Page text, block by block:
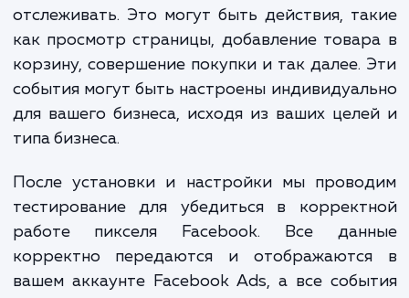
аудита вашего сайта и текущих
кампаний на Facebook для понимания
специфики. Далее, мы производим
настройку пикселя Facebook, обеспечивая
правильную работу и совместимость с
Кроме того, мы устанавливаем
вашем сайте, которые пиксель Facebook
отслеживать. Это могут быть действия,
как просмотр страницы, добавление